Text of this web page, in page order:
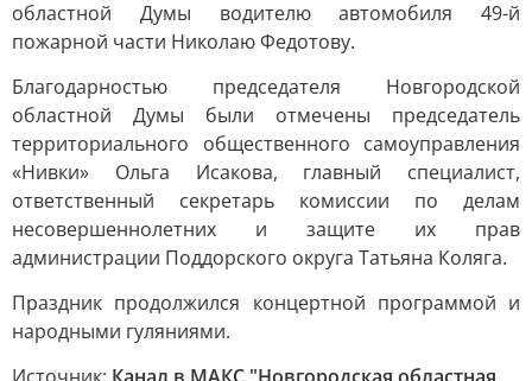
областной Думы водителю автомобиля 49-й
пожарной части Николаю Федотову.
Благодарностью председателя Новгородской
областной Думы были отмечены председатель
территориального общественного самоуправления
«Нивки» Ольга Исакова, главный специалист,
ответственный секретарь комиссии по делам
несовершеннолетних и защите их прав
администрации Поддорского округа Татьяна Коляга.
Праздник продолжился концертной программой и
народными гуляниями.